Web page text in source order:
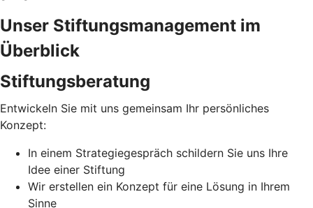
Unser Stiftungsmanagement im
Überblick
Stiftungsberatung
Entwickeln Sie mit uns gemeinsam Ihr persönliches
Konzept:
In einem Strategiegespräch schildern Sie uns Ihre
Idee einer Stiftung
Wir erstellen ein Konzept für eine Lösung in Ihrem
Sinne